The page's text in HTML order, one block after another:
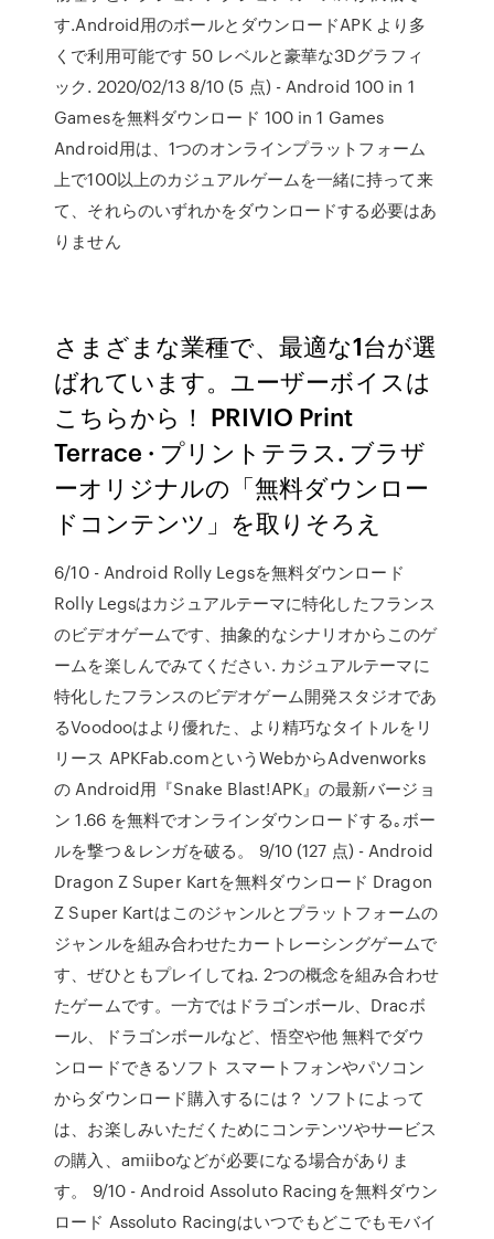
す.Android用のボールとダウンロードAPK より多
くで利用可能です 50 レベルと豪華な3Dグラフィ
ック. 2020/02/13 8/10 (5 点) - Android 100 in 1
Gamesを無料ダウンロード 100 in 1 Games
Android用は、1つのオンラインプラットフォーム
上で100以上のカジュアルゲームを一緒に持って来
て、それらのいずれかをダウンロードする必要はあ
りません
さまざまな業種で、最適な1台が選
ばれています。ユーザーボイスは
こちらから！ PRIVIO Print
Terrace · プリントテラス. ブラザ
ーオリジナルの「無料ダウンロー
ドコンテンツ」を取りそろえ
6/10 - Android Rolly Legsを無料ダウンロード
Rolly Legsはカジュアルテーマに特化したフランス
のビデオゲームです、抽象的なシナリオからこのゲ
ームを楽しんでみてください. カジュアルテーマに
特化したフランスのビデオゲーム開発スタジオであ
るVoodooはより優れた、より精巧なタイトルをリ
リース APKFab.comというWebからAdvenworks
の Android用『Snake Blast!APK』の最新バージョ
ン 1.66 を無料でオンラインダウンロードする｡ボー
ルを撃つ＆レンガを破る。 9/10 (127 点) - Android
Dragon Z Super Kartを無料ダウンロード Dragon
Z Super Kartはこのジャンルとプラットフォームの
ジャンルを組み合わせたカートレーシングゲームで
す、ぜひともプレイしてね. 2つの概念を組み合わせ
たゲームです。一方ではドラゴンボール、Dracボ
ール、ドラゴンボールなど、悟空や他 無料でダウ
ンロードできるソフト スマートフォンやパソコン
からダウンロード購入するには？ ソフトによって
は、お楽しみいただくためにコンテンツやサービス
の購入、amiiboなどが必要になる場合がありま
す。 9/10 - Android Assoluto Racingを無料ダウン
ロード Assoluto Racingはいつでもどこでもモバイ